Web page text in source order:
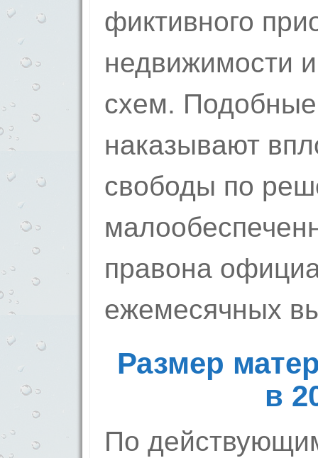
фиктивного
недвижимости
схем.
наказывают
свободы по
правона
ежемесячных
Размер
в
По